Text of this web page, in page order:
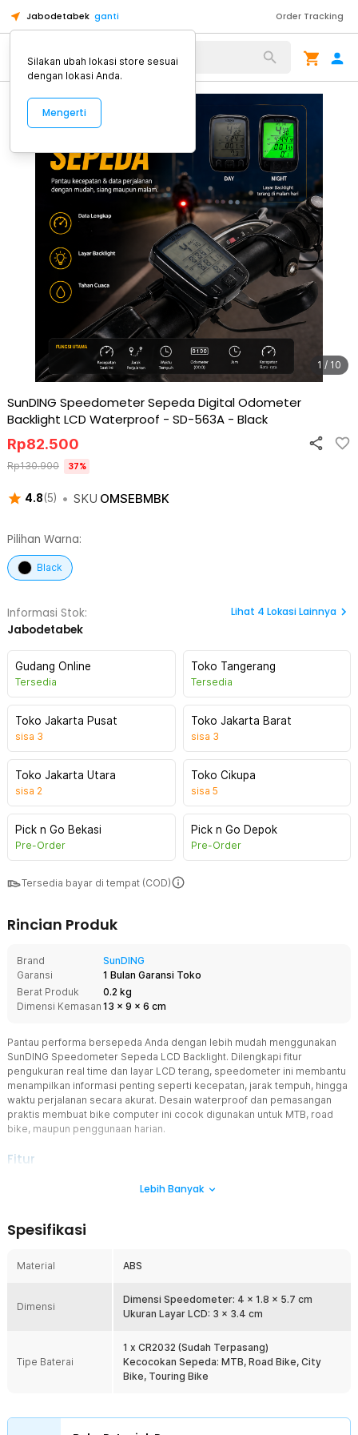
Jabodetabek ganti Order Tracking
Alat Kopi
1 / 10
SunDING Speedometer Sepeda Digital Odometer
Backlight LCD Waterproof - SD-563A - Black
4.8(5) • SKU OMSEBMBK
Rp82.500
Rp130.900 37%
Pilihan Warna:
Black
Informasi Stok:
Jabodetabek
Lihat 4 Lokasi Lainnya
Gudang Online
Tersedia
Toko Tangerang
Tersedia
Toko Jakarta Pusat
sisa 3
Toko Jakarta Barat
sisa 3
Toko Jakarta Utara
sisa 2
Toko Cikupa
sisa 5
Pick n Go Bekasi
Pre-Order
Pick n Go Depok
Pre-Order
Tersedia bayar di tempat (COD)
Rincian Produk
Brand
SunDING
Garansi
1 Bulan Garansi Toko
Berat Produk
0.2 kg
Dimensi Kemasan 13 x 9 x 6 cm
Pantau performa bersepeda Anda dengan lebih mudah menggunakan
SunDING Speedometer Sepeda LCD Backlight. Dilengkapi fitur
pengukuran real time dan layar LCD terang, speedometer ini membantu
menampilkan informasi penting seperti kecepatan, jarak tempuh, hingga
waktu perjalanan secara akurat. Desain waterproof dan pemasangan
praktis membuat bike computer ini cocok digunakan untuk MTB, road
bike, maupun penggunaan harian.
Fitur
Informasi Real Time Lebih Lengkap
kecepatan maksimum, rata-rata kecepatan, odometer, trip meter,
memantau performa berkendara dengan lebih mudah. Cocok
Layar LCD Backlight Lebih Jelas
Dilengkapi layar LCD dengan backlight terang sehingga tampilan
jelas membantu pengguna melihat informasi dengan cepat tanpa
mengganggu fokus saat berkendara. Sangat nyaman digunakan
untuk aktivitas outdoor dan perjalanan jarak jauh.
Lebih Banyak
Spesifikasi
Material ABS
Dimensi
Dimensi Speedometer: 4 x 1.8 x 5.7 cm
Ukuran Layar LCD: 3 x 3.4 cm
Tipe Baterai
1 x CR2032 (Sudah Terpasang)
Kecocokan Sepeda: MTB, Road Bike, City
Bike, Touring Bike
Silakan ubah lokasi store sesuai
dengan lokasi Anda.
Mengerti